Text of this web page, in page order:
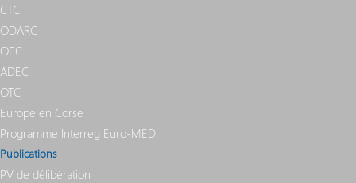
CTC
ODARC
OEC
ADEC
OTC
Europe en Corse
Programme Interreg Euro-MED
Publications
PV de délibération